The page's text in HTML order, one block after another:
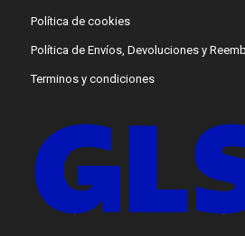
Política de cookies
Política de Envíos, Devoluciones y
Terminos y condiciones